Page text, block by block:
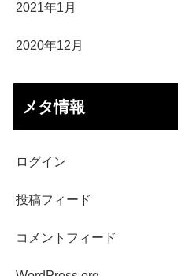
2021年1月
2020年12月
メタ情報
ログイン
投稿フィード
コメントフィード